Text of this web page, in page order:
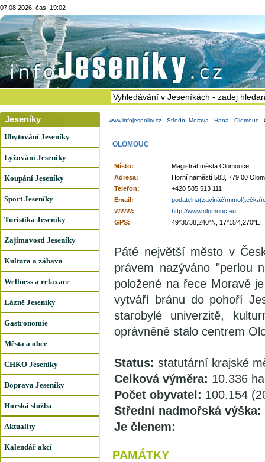
07.08.2026, čas: 19:02
Jeseníky
Ubytování Jeseníky
Lyžování Jeseníky
Koupání Jeseníky
Sport Jeseníky
Turistika Jeseníky
Zajímavosti Jeseníky
Kultura a zábava
Wellness a relaxace
Lázně Jeseníky
Gastronomie
Města a obce
CHKO Jeseníky
Doprava Jeseníky
Horská služba
Aktuality
Kalendář akcí
www.infojeseniky.cz - Střední Morava - Haná - Olomouc -
OLOMOUC
Místo:
Magistrát města Olomouce
Adresa:
Horní náměstí 583, 779 00
Telefon:
+420 585 513 111
Email:
WWW:
http://www.olomouc.eu
GPS:
49°35'38,240"N, 17°15'4,270"E
Páté největší město v
právem nazýváno "perlou
položené na řece Moravě
vytváří bránu do pohoří
starobylé univerzitě,
oprávněně stalo centrem
Status: statutární krajské
Celková výměra: 10.336 ha
Počet obyvatel: 100.154
Střední nadmořská výška:
Je členem:
PAMÁTKY